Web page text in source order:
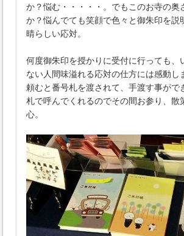
か？悩む・・・・・。でもこのお寺の奥
か？悩んでても笑顔で色々と御朱印を説
晴らしい応対。
何度御朱印を授かりに受付に行っても、
ない人間味溢れる応対の仕方には感動し
頼むと番号札を渡されて、手渡す事がで
札で呼んでくれるのでその間お参り、散
心。